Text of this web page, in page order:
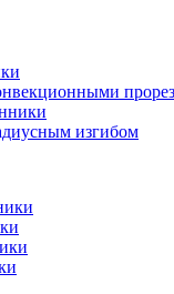
изгибом